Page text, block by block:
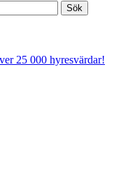
25 000 hyresvärdar!